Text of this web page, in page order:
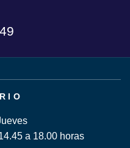
a 18.00 horas